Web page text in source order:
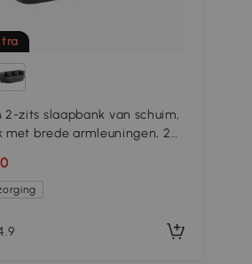
2-zits slaapbank van schuim,
met brede armleuningen, 2
360 kg, grijs